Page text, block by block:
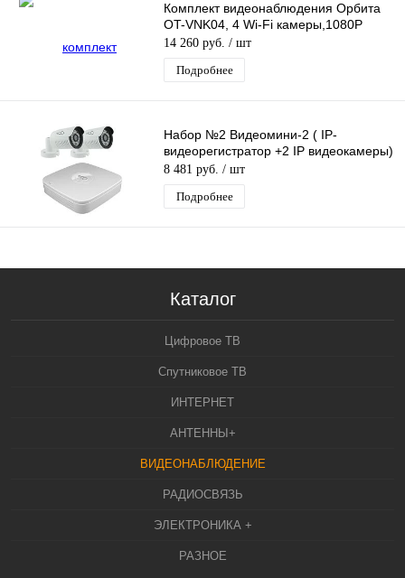
Комплект видеонаблюдения Орбита
OT-VNK04, 4 Wi-Fi камеры,1080P
14 260 руб. / шт
Подробнее
Набор №2 Видеомини-2 ( IP-
видеорегистратор +2 IP видеокамеры)
8 481 руб. / шт
Подробнее
Каталог
Цифровое ТВ
Спутниковое ТВ
ИНТЕРНЕТ
АНТЕННЫ+
ВИДЕОНАБЛЮДЕНИЕ
РАДИОСВЯЗЬ
ЭЛЕКТРОНИКА +
РАЗНОЕ